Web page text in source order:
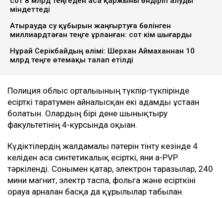
міндеттеді
Атырауда су құбырын жаңғыртуға бөлінген
миллиардтаған теңге ұрланған: сот үкім шығарды
Нұрай Серікбайдың өлімі: Шерхан Аймаханнан 10
млрд теңге өтемақы талап етілді
Полиция облыс орталығының түкпір-түкпірінде
есірткі таратумен айналысқан екі адамды ұстаған
болатын. Олардың бірі дене шынықтыру
факультетінің 4-курсында оқыған.
Күдіктілердің жалдамалы пәтерін тінту кезінде 4
келіден аса синтетикалық есірткі, яғни а-PVP
тәркіленді. Сонымен қатар, электрон таразылар, 240
мини магнит, электр таспа, фольга және есірткіні
орауға арналған басқа да құрылғылар табылған.